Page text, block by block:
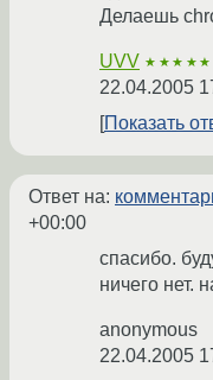
Делаешь
UVV ★★★★★
22.04.2005
Показать
Ответ на:
+00:00
спасибо.
ничего нет.
anonymous
22.04.2005